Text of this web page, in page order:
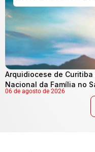
Arquidiocese de
Nacional da Família no
06 de agosto de 2026